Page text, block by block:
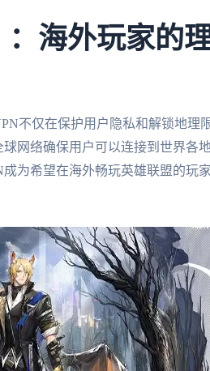
海外玩家的
不仅在保护用户隐私和解锁地理
网络确保用户可以连接到世界各
为希望在海外畅玩英雄联盟的玩